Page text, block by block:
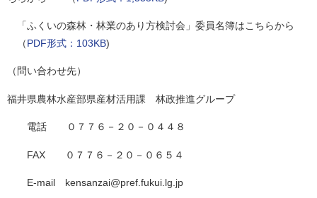
「ふくいの森林・林業のあり方検討会」委員名簿はこちらから
（PDF形式：103KB)
（問い合わせ先）
福井県農林水産部県産材活用課 林政推進グループ
電話 ０７７６－２０－０４４８
FAX ０７７６－２０－０６５４
E-mail kensanzai@pref.fukui.lg.jp